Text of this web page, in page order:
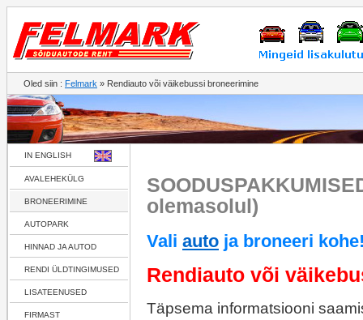
Oled siin : Felmark » Rendiauto või väikebussi broneerimine
IN ENGLISH
AVALEHEKÜLG
BRONEERIMINE
AUTOPARK
HINNAD JA AUTOD
RENDI ÜLDTINGIMUSED
LISATEENUSED
FIRMAST
olemasolul)
Vali auto ja broneeri
Rendiauto või
Täpsema informatsiooni